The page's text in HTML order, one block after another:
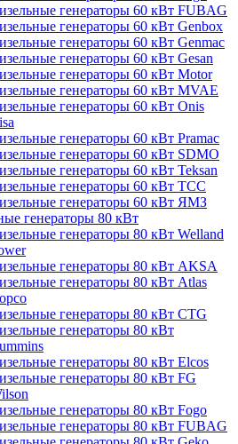
генераторы 60 кВт FUBAG
генераторы 60 кВт Genbox
генераторы 60 кВт Genmac
генераторы 60 кВт Gesan
генераторы 60 кВт Motor
генераторы 60 кВт MVAE
генераторы 60 кВт Onis
генераторы 60 кВт Pramac
генераторы 60 кВт SDMO
генераторы 60 кВт Teksan
генераторы 60 кВт ТСС
генераторы 60 кВт ЯМЗ
генераторы 80 кВт
генераторы 80 кВт Welland
генераторы 80 кВт AKSA
генераторы 80 кВт Atlas
генераторы 80 кВт CTG
генераторы 80 кВт
генераторы 80 кВт Elcos
генераторы 80 кВт FG
генераторы 80 кВт Fogo
генераторы 80 кВт FUBAG